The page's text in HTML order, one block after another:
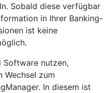
Sobald diese verfügbar
in Ihrer Banking-
ist keine
Software nutzen,
Wechsel zum
In diesem ist